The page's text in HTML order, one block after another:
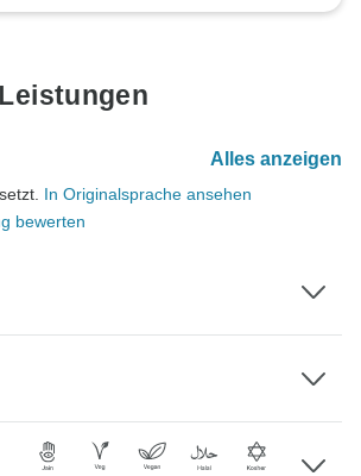
Alles anzeigen
In Originalsprache ansehen
bewerten